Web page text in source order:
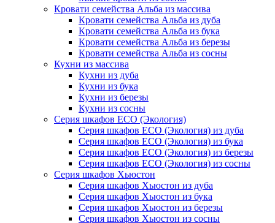
Кровати семейства Альба из массива
Кровати семейства Альба из дуба
Кровати семейства Альба из бука
Кровати семейства Альба из березы
Кровати семейства Альба из сосны
Кухни из массива
Кухни из дуба
Кухни из бука
Кухни из березы
Кухни из сосны
Серия шкафов ECO (Экология)
Серия шкафов ECO (Экология) из дуба
Серия шкафов ECO (Экология) из бука
Серия шкафов ECO (Экология) из березы
Серия шкафов ECO (Экология) из сосны
Серия шкафов Хьюстон
Серия шкафов Хьюстон из дуба
Серия шкафов Хьюстон из бука
Серия шкафов Хьюстон из березы
Серия шкафов Хьюстон из сосны